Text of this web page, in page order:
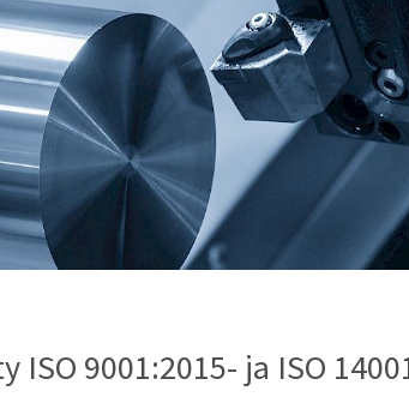
ISO 9001:2015- ja ISO